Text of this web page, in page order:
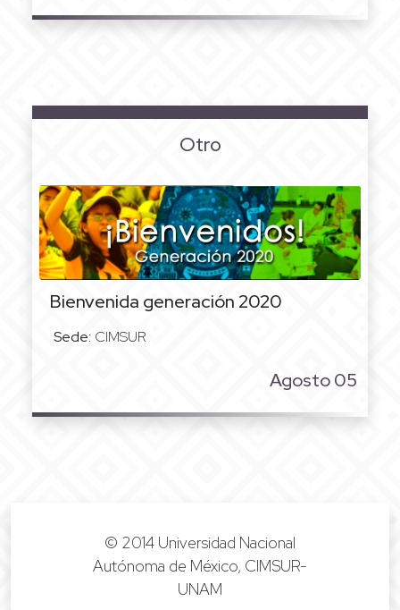
Otro
Bienvenida generación 2020
Sede: CIMSUR
Agosto 05
© 2014 Universidad Nacional
Autónoma de México, CIMSUR-
UNAM